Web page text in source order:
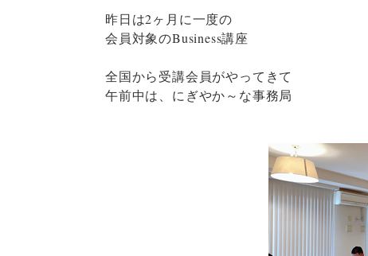
昨日は2ヶ月に一度の
会員対象のBusiness講座
全国から受講会員がやってきて
午前中は、にぎやか～な事務局